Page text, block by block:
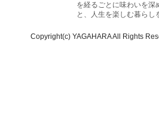
を経るごとに味わいを深
と、人生を楽しむ暮ら
Copyright(c) YAGAHARA All Rights